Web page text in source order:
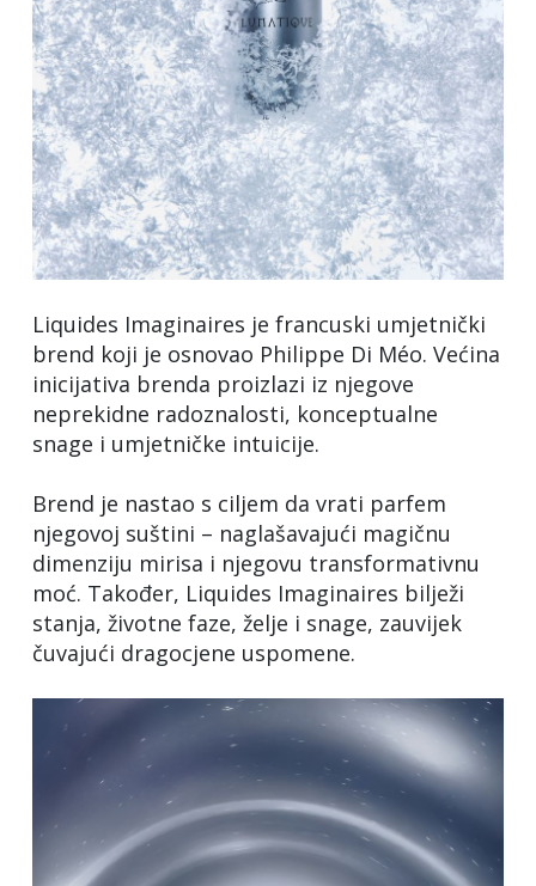
Liquides Imaginaires je francuski umjetnički
brend koji je osnovao Philippe Di Méo. Većina
inicijativa brenda proizlazi iz njegove
neprekidne radoznalosti, konceptualne
snage i umjetničke intuicije.
Brend je nastao s ciljem da vrati parfem
njegovoj suštini – naglašavajući magičnu
dimenziju mirisa i njegovu transformativnu
moć. Također, Liquides Imaginaires bilježi
stanja, životne faze, želje i snage, zauvijek
čuvajući dragocjene uspomene.